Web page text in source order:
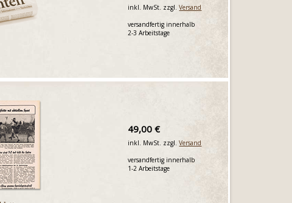
inkl. MwSt. zzgl.Versand
versandfertig innerhalb
2-3 Arbeitstage
49,00 €
inkl. MwSt. zzgl.Versand
versandfertig innerhalb
1-2 Arbeitstage